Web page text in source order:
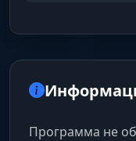
Программа не